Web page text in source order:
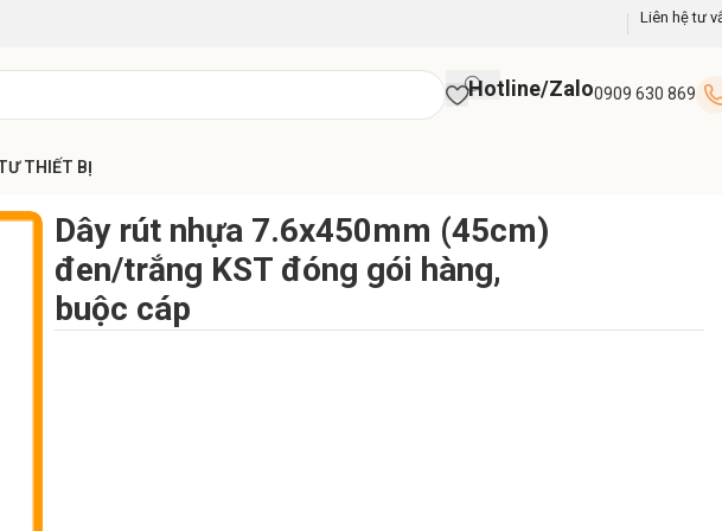
Liên hệ tư
Hotline/Zalo0909 630 869
THIẾT BỊ
Dây rút nhựa 7.6x450mm (45cm)
đen/trắng KST đóng gói hàng,
buộc cáp